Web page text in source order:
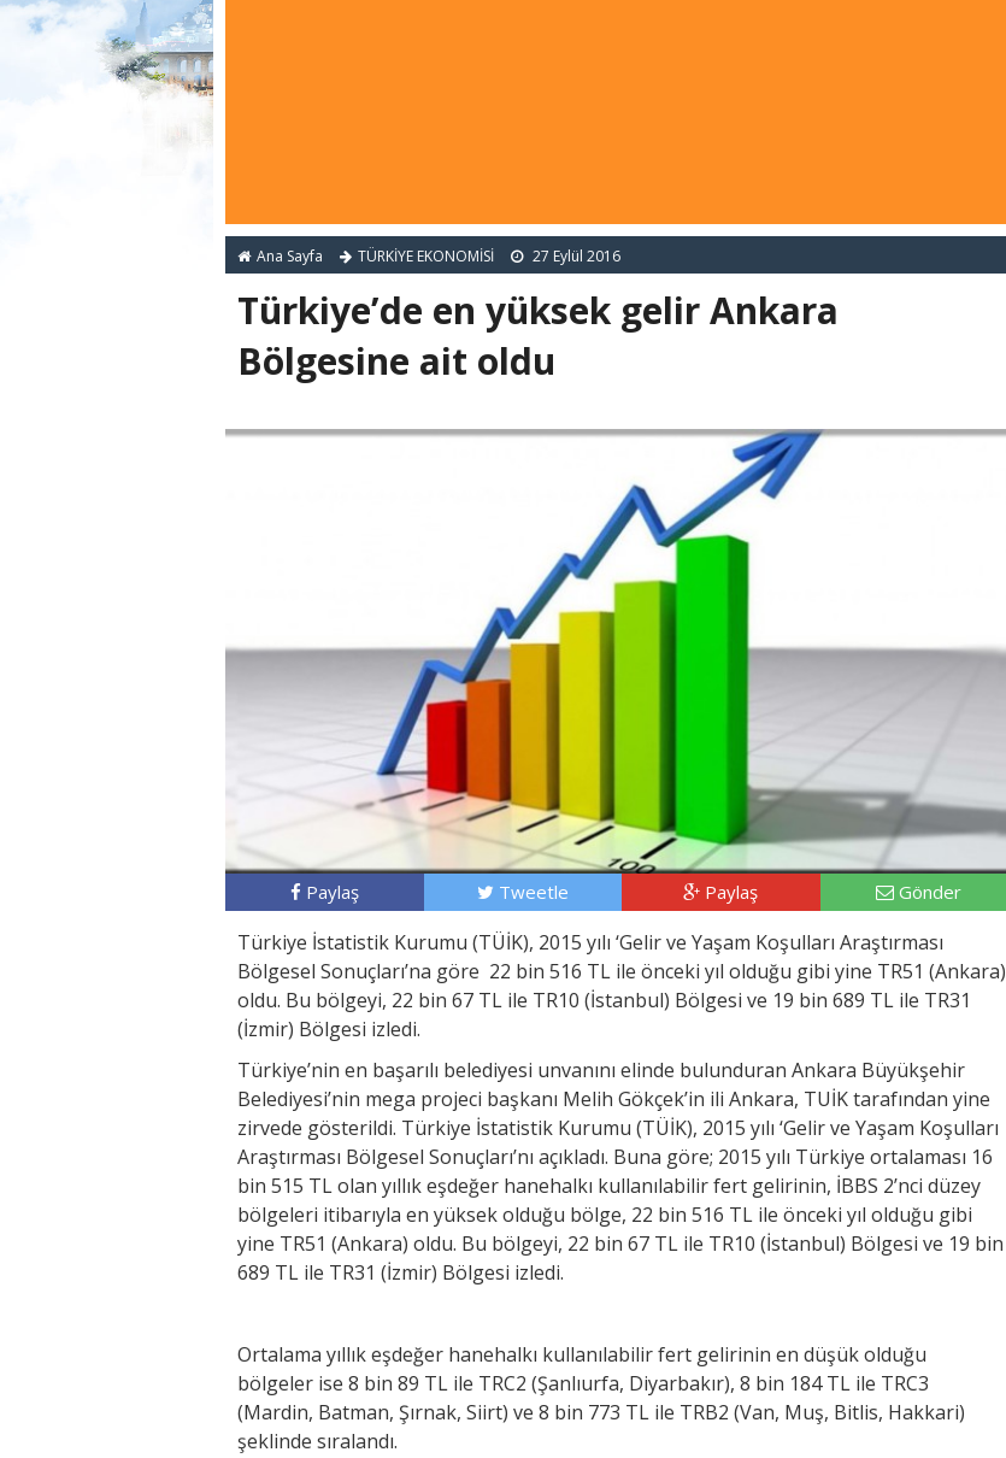
Ana Sayfa TÜRKİYE EKONOMİSİ 27 Eylül 2016
Türkiye’de en yüksek gelir Ankara
Bölgesine ait oldu
Paylaş Tweetle Paylaş Gönder
Türkiye İstatistik Kurumu (TÜİK), 2015 yılı ‘Gelir ve Yaşam Koşulları Araştırması
Bölgesel Sonuçları’na göre 22 bin 516 TL ile önceki yıl olduğu gibi yine TR51 (Ankara)
oldu. Bu bölgeyi, 22 bin 67 TL ile TR10 (İstanbul) Bölgesi ve 19 bin 689 TL ile TR31
(İzmir) Bölgesi izledi.
Türkiye’nin en başarılı belediyesi unvanını elinde bulunduran Ankara Büyükşehir
Belediyesi’nin mega projeci başkanı Melih Gökçek’in ili Ankara, TUİK tarafından yine
zirvede gösterildi. Türkiye İstatistik Kurumu (TÜİK), 2015 yılı ‘Gelir ve Yaşam Koşulları
Araştırması Bölgesel Sonuçları’nı açıkladı. Buna göre; 2015 yılı Türkiye ortalaması 16
bin 515 TL olan yıllık eşdeğer hanehalkı kullanılabilir fert gelirinin, İBBS 2’nci düzey
bölgeleri itibarıyla en yüksek olduğu bölge, 22 bin 516 TL ile önceki yıl olduğu gibi
yine TR51 (Ankara) oldu. Bu bölgeyi, 22 bin 67 TL ile TR10 (İstanbul) Bölgesi ve 19 bin
689 TL ile TR31 (İzmir) Bölgesi izledi.
Ortalama yıllık eşdeğer hanehalkı kullanılabilir fert gelirinin en düşük olduğu
bölgeler ise 8 bin 89 TL ile TRC2 (Şanlıurfa, Diyarbakır), 8 bin 184 TL ile TRC3
(Mardin, Batman, Şırnak, Siirt) ve 8 bin 773 TL ile TRB2 (Van, Muş, Bitlis, Hakkari)
şeklinde sıralandı.